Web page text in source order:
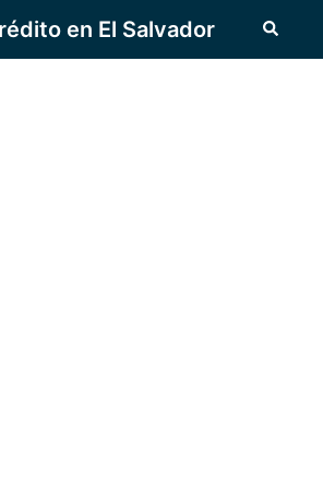
en El Salvador